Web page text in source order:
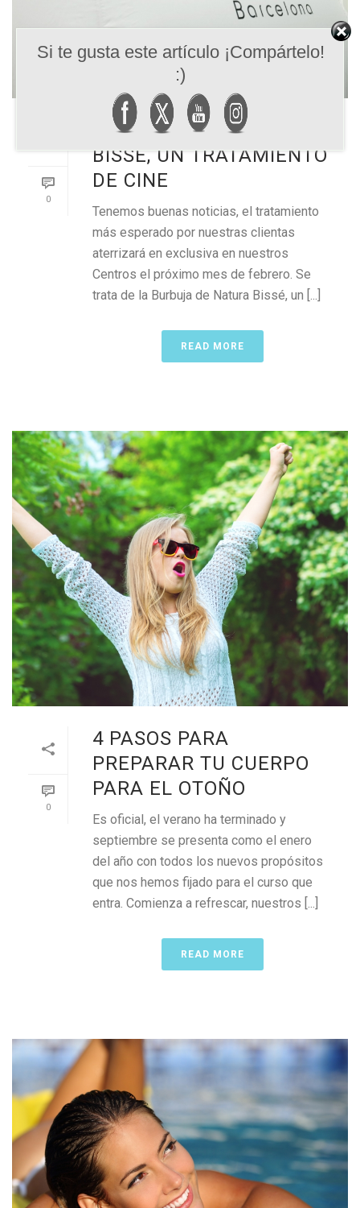
0
LA BURBUJA DE NATURA
BISSÈ, UN TRATAMIENTO
DE CINE
Tenemos buenas noticias, el tratamiento
más esperado por nuestras clientas
aterrizará en exclusiva en nuestros
Centros el próximo mes de febrero. Se
trata de la Burbuja de Natura Bissé, un [...]
READ MORE
0
4 PASOS PARA
PREPARAR TU CUERPO
PARA EL OTOÑO
Es oficial, el verano ha terminado y
septiembre se presenta como el enero
del año con todos los nuevos propósitos
que nos hemos fijado para el curso que
entra. Comienza a refrescar, nuestros [...]
READ MORE
Si te gusta este artículo ¡Compártelo!
:)